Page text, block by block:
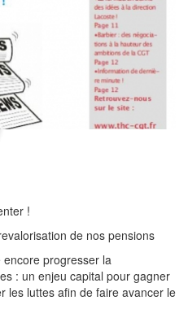
!
de nos pensions
encore progresser la
: un enjeu capital pour gagner
les luttes afin de faire avancer le